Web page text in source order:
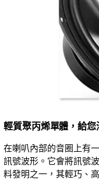
輕質聚丙烯單體，給
在喇叭內部的音圈上有
訊號波形。它會將訊號
料發明之一，其輕巧、